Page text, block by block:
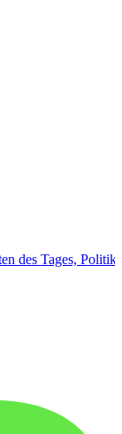
des Tages, Politik